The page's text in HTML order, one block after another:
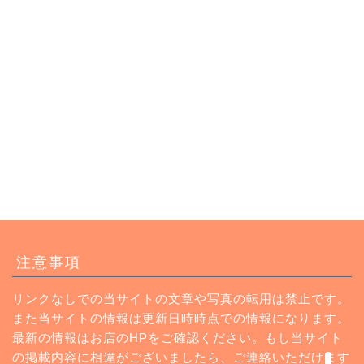
注意事項
リンクなしでの当サイトの文章や写真の転用は禁止です。
また当サイトの情報は更新日時時点での情報になります。
最新の情報はお店のHPをご確認ください。もし当サイト
の掲載内容に相違がございましたら、ご連絡いただけます
カフェ